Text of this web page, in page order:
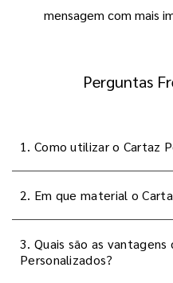
mensagem com mais
Perguntas
1. Como utilizar o Cartaz
2. Em que material o
3. Quais são as
Personalizados?